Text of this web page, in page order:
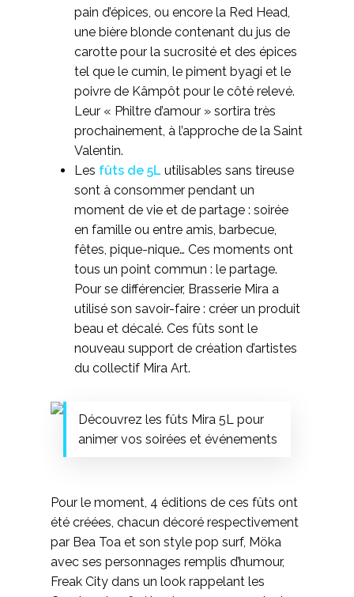
pain d’épices, ou encore la Red Head,
une bière blonde contenant du jus de
carotte pour la sucrosité et des épices
tel que le cumin, le piment byagi et le
poivre de Kâmpôt pour le côté relevé.
Leur « Philtre d’amour » sortira très
prochainement, à l’approche de la Saint
Valentin.
Les fûts de 5L utilisables sans tireuse
sont à consommer pendant un
moment de vie et de partage : soirée
en famille ou entre amis, barbecue,
fêtes, pique-nique… Ces moments ont
tous un point commun : le partage.
Pour se différencier, Brasserie Mira a
utilisé son savoir-faire : créer un produit
beau et décalé. Ces fûts sont le
nouveau support de création d’artistes
du collectif Mira Art.
Découvrez les fûts Mira 5L pour
animer vos soirées et événements
Pour le moment, 4 éditions de ces fûts ont
été créées, chacun décoré respectivement
par Bea Toa et son style pop surf, Möka
avec ses personnages remplis d’humour,
Freak City dans un look rappelant les